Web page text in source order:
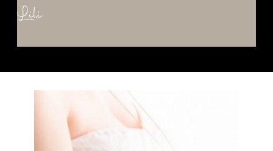
Lili